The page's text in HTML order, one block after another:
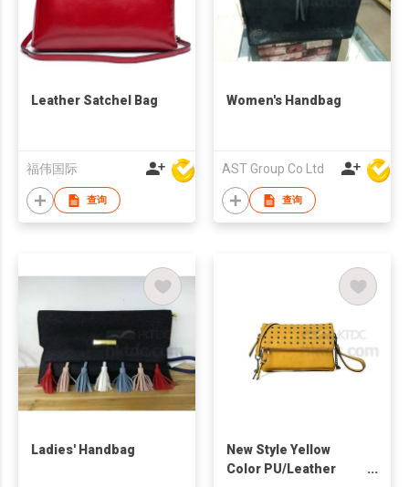
Leather Satchel Bag
福伟国际
查询
Women's Handbag
AST Group Co Ltd
查询
Ladies' Handbag
New Style Yellow
Color PU/Leather